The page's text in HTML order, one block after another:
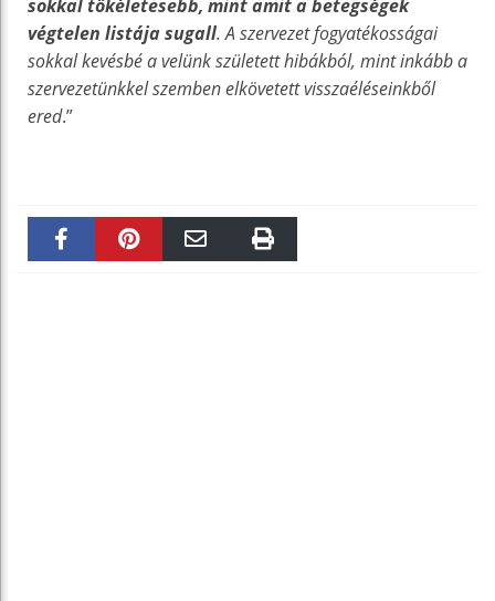
sokkal tökéletesebb, mint amit a betegségek
végtelen listája sugall. A szervezet fogyatékosságai
sokkal kevésbé a velünk született hibákból, mint inkább a
szervezetünkkel szemben elkövetett visszaéléseinkből
ered.”